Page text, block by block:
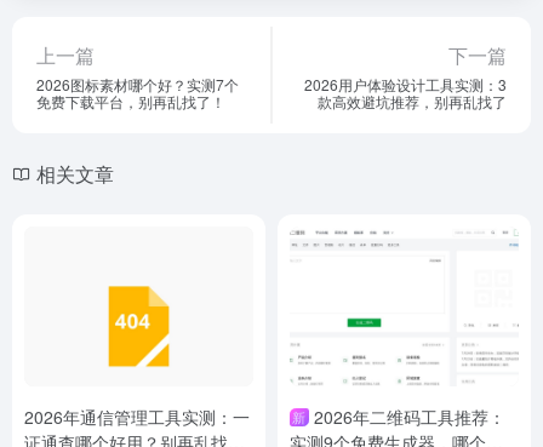
上一篇
2026图标素材哪个好？实测7个
免费下载平台，别再乱找了！
下一篇
2026用户体验设计工具实测：3
款高效避坑推荐，别再乱找了
相关文章
2026年通信管理工具实测：一
新 2026年二维码工具推荐：